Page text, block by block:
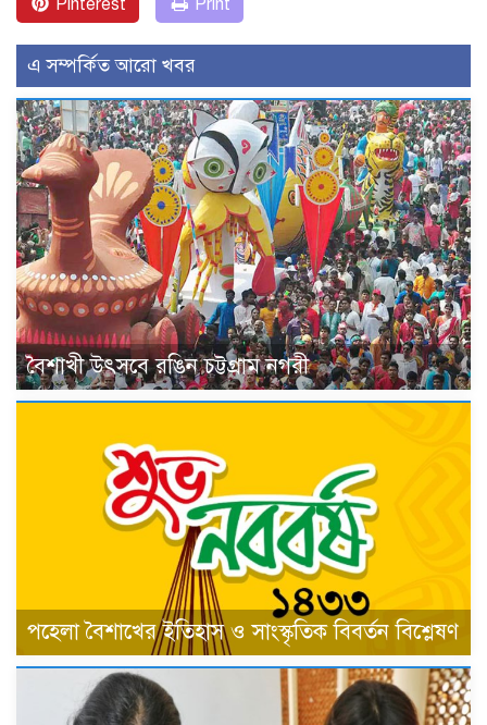
এ সম্পর্কিত আরো খবর
বৈশাখী উৎসবে রঙিন চট্টগ্রাম নগরী
পহেলা বৈশাখের ইতিহাস ও সাংস্কৃতিক বিবর্তন বিশ্লেষণ